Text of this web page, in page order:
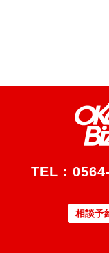
TEL：
相談予